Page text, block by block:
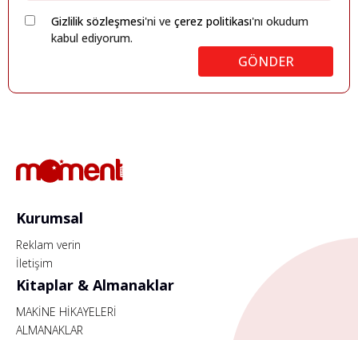
Gizlilik sözleşmesi'ni ve çerez politikası'nı okudum
kabul ediyorum.
GÖNDER
Kurumsal
Reklam verin
İletişim
Kitaplar & Almanaklar
MAKİNE HİKAYELERİ
ALMANAKLAR